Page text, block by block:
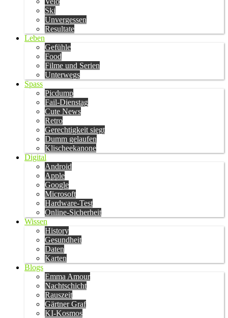
Ski
Unvergessen
Resultate
Leben
Gefühle
Food
Filme und Serien
Unterwegs
Spass
Picdump
Fail-Dienstag
Cute News
Retro
Gerechtigkeit siegt
Dumm gelaufen
Klischeekanone
Digital
Android
Apple
Google
Microsoft
Hardware-Test
Online-Sicherheit
Wissen
History
Gesundheit
Daten
Karten
Blogs
Emma Amour
Nachtschicht
Rauszeit
Gärtner Graf
KI-Kosmos